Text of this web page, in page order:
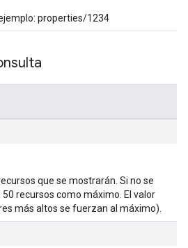
properties/1234
que se mostrarán. Si no se
recursos como máximo. El valor
más altos se fuerzan al máximo).